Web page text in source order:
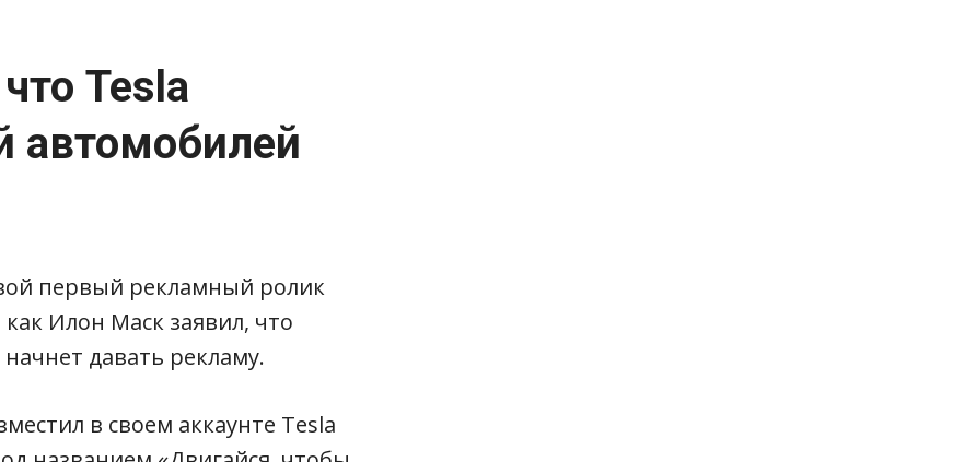
Tesla
автомобилей
первый рекламный ролик
Илон Маск заявил, что
давать рекламу.
в своем аккаунте Tesla